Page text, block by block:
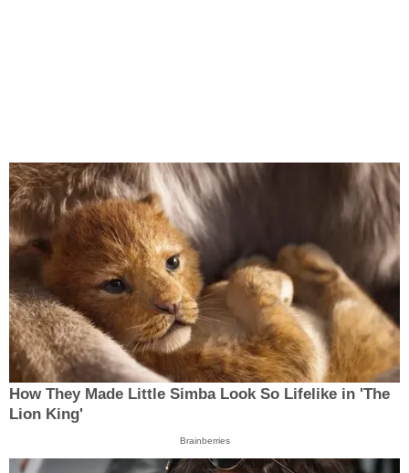
How They Made Little Simba Look So Lifelike in 'The
Lion King'
Brainberries